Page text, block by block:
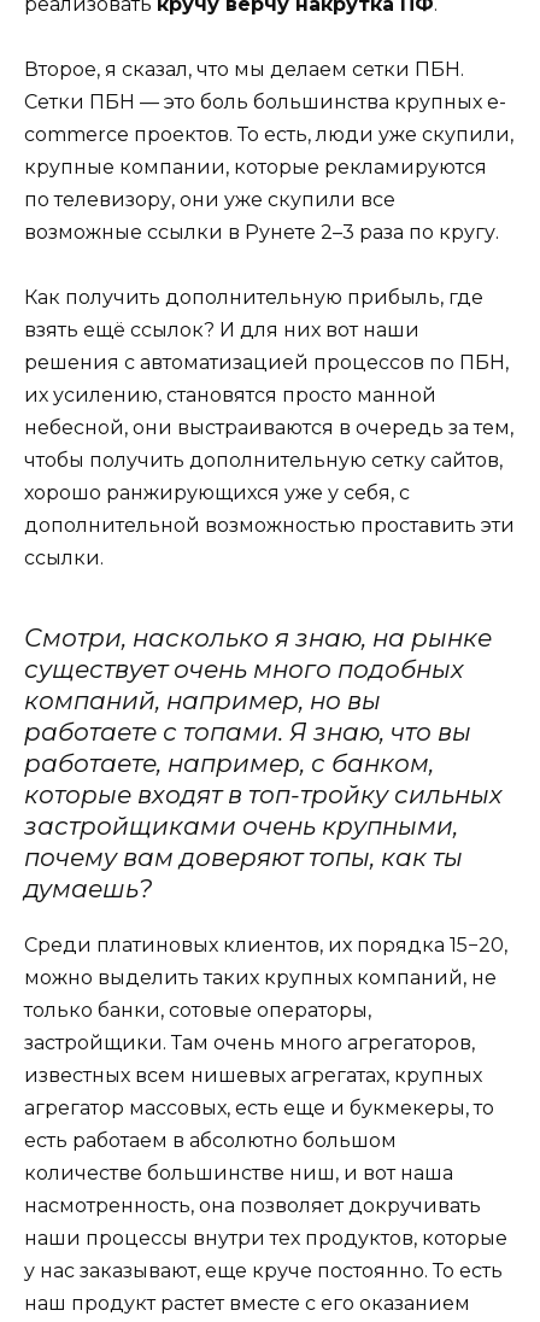
Второе, я сказал, что мы делаем сетки ПБН.
Сетки ПБН — это боль большинства крупных e-
commerce проектов. То есть, люди уже скупили,
крупные компании, которые рекламируются
по телевизору, они уже скупили все
возможные ссылки в Рунете 2–3 раза по кругу.
Как получить дополнительную прибыль, где
взять ещё ссылок? И для них вот наши
решения с автоматизацией процессов по ПБН,
их усилению, становятся просто манной
небесной, они выстраиваются в очередь за тем,
чтобы получить дополнительную сетку сайтов,
хорошо ранжирующихся уже у себя, с
дополнительной возможностью проставить эти
ссылки.
Смотри, насколько я знаю, на рынке
существует очень много подобных
компаний, например, но вы
работаете с топами. Я знаю, что вы
работаете, например, с банком,
которые входят в топ-тройку сильных
застройщиками очень крупными,
почему вам доверяют топы, как ты
думаешь?
Среди платиновых клиентов, их порядка 15−20,
можно выделить таких крупных компаний, не
только банки, сотовые операторы,
застройщики. Там очень много агрегаторов,
известных всем нишевых агрегатах, крупных
агрегатор массовых, есть еще и букмекеры, то
есть работаем в абсолютно большом
количестве большинстве ниш, и вот наша
насмотренность, она позволяет докручивать
наши процессы внутри тех продуктов, которые
у нас заказывают, еще круче постоянно. То есть
наш продукт растет вместе с его оказанием